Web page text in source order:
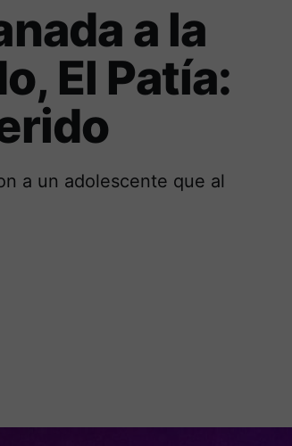
a la
El Patía:
a un adolescente que al